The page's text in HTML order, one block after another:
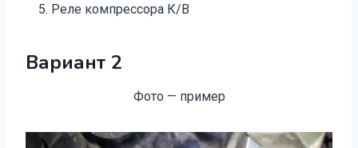
Реле компрессора К/В
Вариант 2
Фото — пример